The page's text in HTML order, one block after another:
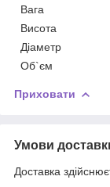
Вага
Висота
Діаметр
Об`єм
Приховати
Умови
Доставка